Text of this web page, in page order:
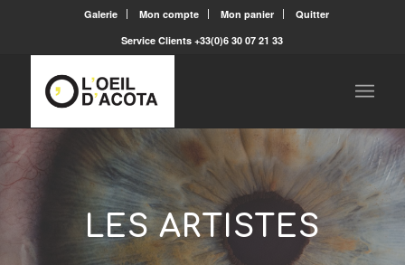
Galerie Mon compte Mon panier
Quitter
Service Clients +33(0)6 30 07 21 33
LES ARTISTES